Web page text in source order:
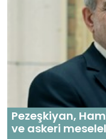
Pezeşkiyan,
ve askeri